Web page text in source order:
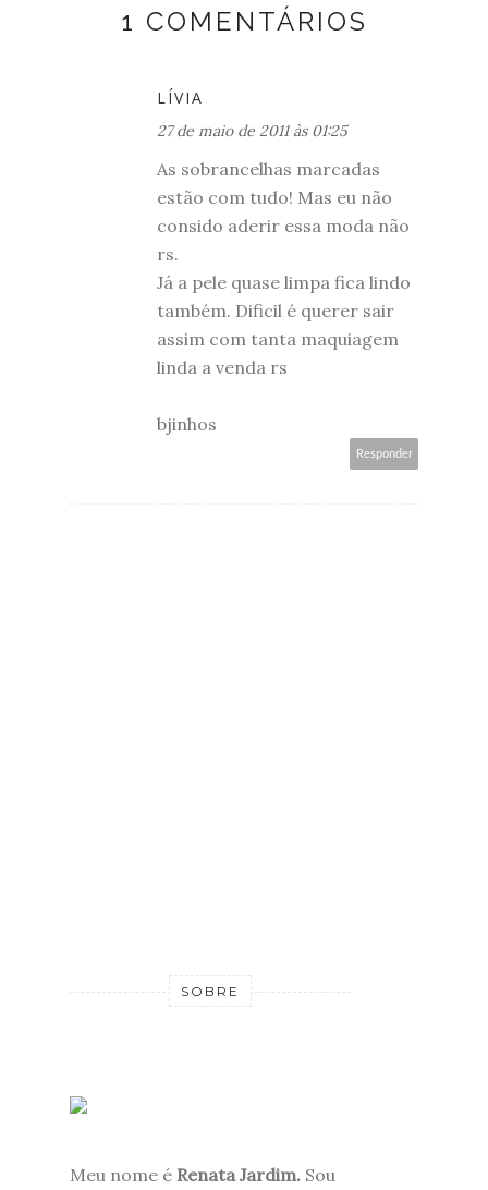
1 COMENTÁRIOS
LÍVIA
27 de maio de 2011 às 01:25
As sobrancelhas marcadas
estão com tudo! Mas eu não
consido aderir essa moda não
rs.
Já a pele quase limpa fica lindo
também. Dificil é querer sair
assim com tanta maquiagem
linda a venda rs
bjinhos
Responder
SOBRE
Meu nome é Renata Jardim. Sou